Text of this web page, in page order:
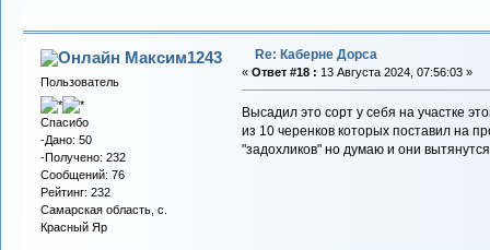
Максим1243
Пользователь
Спасибо
-Дано: 50
-Получено: 232
Сообщений: 76
Рейтинг: 232
Самарская область, с.
Красный Яр
Re: Каберне Дорса
« Ответ #18 : 13 Августа 2024, 07:56:03 »
Высадил это сорт у себя на участке
из 10 черенков которых поставил на
"задохликов" но думаю и они